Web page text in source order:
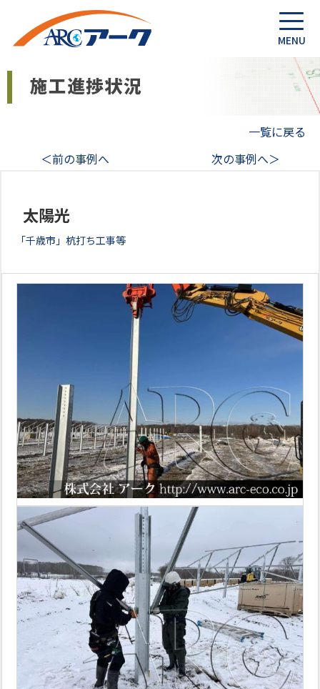
一覧に戻る
＜前の事例へ
次の事例へ＞
太陽光
「千歳市」杭打ち工事等